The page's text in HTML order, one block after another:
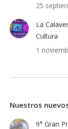
25
La
Cultura
1
Nuestros
9° Gran